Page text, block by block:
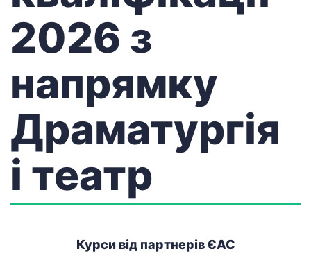
2026 з
напрямку
Драматургія
і театр
Курси від партнерів ЄАС